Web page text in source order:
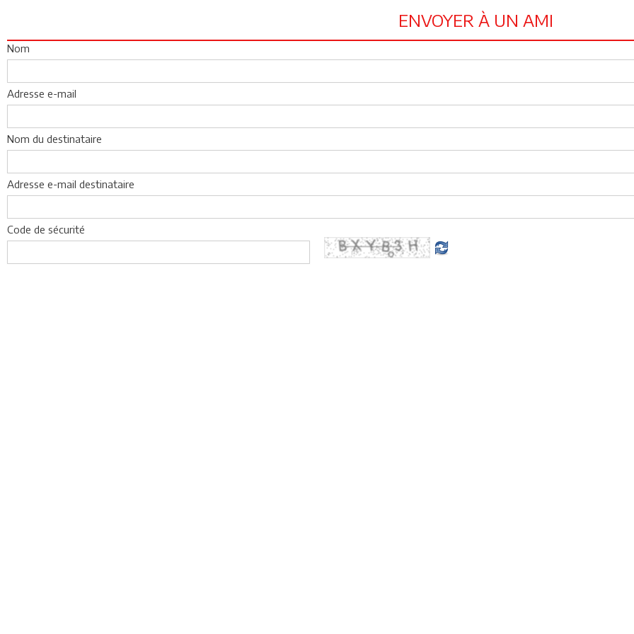
ENVOYER À UN AMI
Nom
Adresse e-mail
Nom du destinataire
Adresse e-mail destinataire
Code de sécurité